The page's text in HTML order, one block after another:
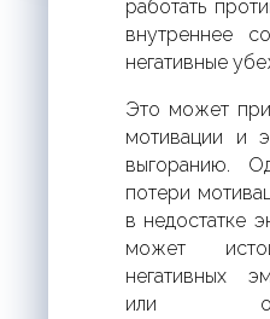
работать
внутреннее
негативные
Это может
мотивации и
выгоранию.
потери
в недостатке
может
негативных
или